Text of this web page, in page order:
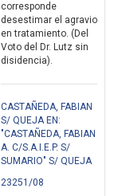
corresponde
desestimar el agravio
en tratamiento. (Del
Voto del Dr. Lutz sin
disidencia).
CASTAÑEDA, FABIAN
S/ QUEJA EN:
"CASTAÑEDA, FABIAN
A. C/S.A.I.E.P. S/
SUMARIO" S/ QUEJA
23251/08